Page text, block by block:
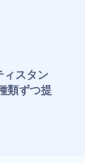
ィスタン
類ずつ提